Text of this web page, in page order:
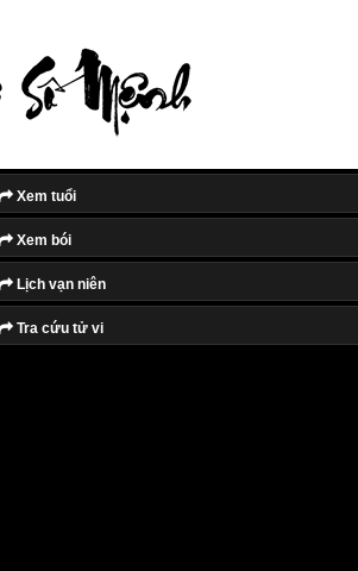
Xem tuổi
Xem bói
Lịch vạn niên
Tra cứu tử vi